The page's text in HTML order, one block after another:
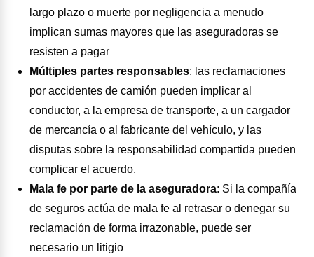
largo plazo o muerte por negligencia a menudo
implican sumas mayores que las aseguradoras se
resisten a pagar
Múltiples partes responsables: las reclamaciones
por accidentes de camión pueden implicar al
conductor, a la empresa de transporte, a un cargador
de mercancía o al fabricante del vehículo, y las
disputas sobre la responsabilidad compartida pueden
complicar el acuerdo.
Mala fe por parte de la aseguradora: Si la compañía
de seguros actúa de mala fe al retrasar o denegar su
reclamación de forma irrazonable, puede ser
necesario un litigio